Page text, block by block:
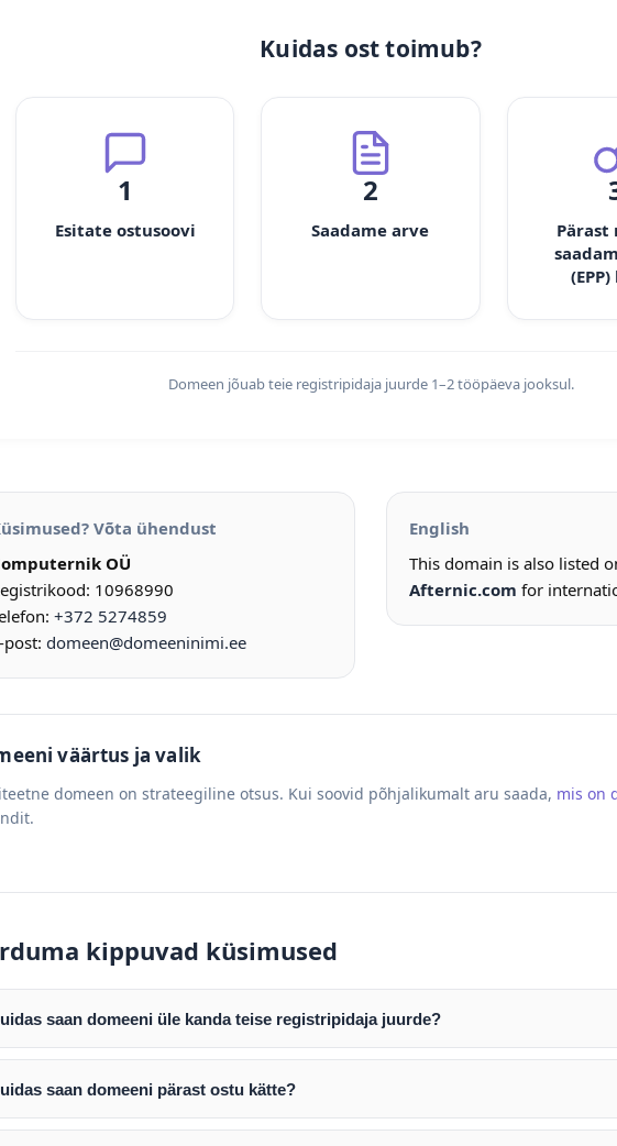
Kuidas ost toimub?
1
Esitate ostusoovi
2
Saadame arve
Pärast
Domeen jõuab teie registripidaja juurde 1–2 tööpäeva jooksul.
Võta ühendust
OÜ
10968990
+372 5274859
post: domeen@domeeninimi.ee
English
This domain is also listed
Afternic.com for
väärtus ja valik
domeen on strateegiline otsus. Kui soovid põhjalikumalt aru saada, mis on
kippuvad küsimused
saan domeeni üle kanda teise registripidaja juurde?
makse laekumist edastame teile domeeni AUTH (EPP) koodi. Selle abil saate
valitud registripidaja juurde.
ülekandmine toimub registripidajate vahelise protsessina ning võib võtta
saan domeeni pärast ostu kätte?
ostu vormistamist väljastame arve. Maksekinnituse järel edastame teile